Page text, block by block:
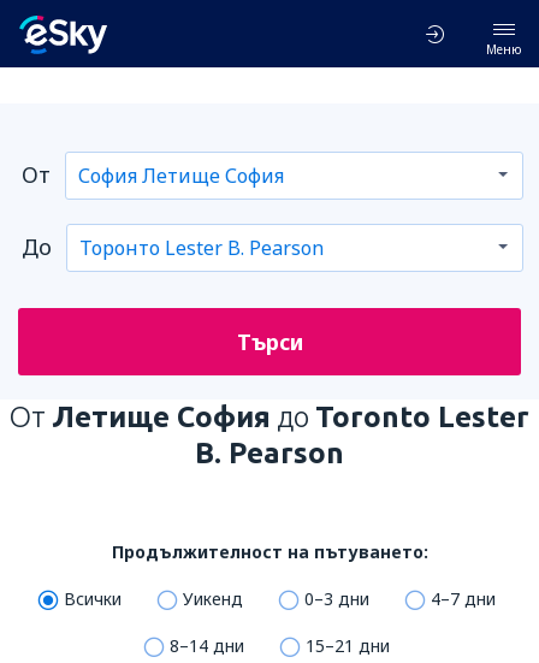
Меню
От
До
Търси
От Летище София до Toronto Lester
B. Pearson
Продължителност на пътуването:
Всички Уикенд 0–3 дни 4–7 дни
8–14 дни 15–21 дни